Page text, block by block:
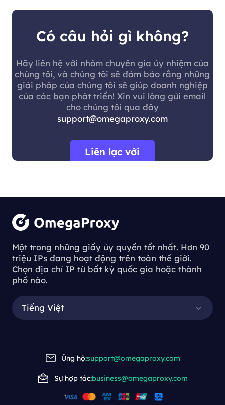
Có câu hỏi gì không?
Hãy liên hệ với nhóm chuyên gia ủy nhiệm của
chúng tôi, và chúng tôi sẽ đảm bảo rằng những
giải pháp của chúng tôi sẽ giúp doanh nghiệp
của các bạn phát triển! Xin vui lòng gửi email
cho chúng tôi qua đây
support@omegaproxy.com
Liên lạc với
Một trong những giấy ủy quyền tốt nhất. Hơn 90
triệu IPs đang hoạt động trên toàn thế giới.
Chọn địa chỉ IP từ bất kỳ quốc gia hoặc thành
phố nào.
Tiếng Việt
Ủng hộ:support@omegaproxy.com
Sự hợp tác:business@omegaproxy.com